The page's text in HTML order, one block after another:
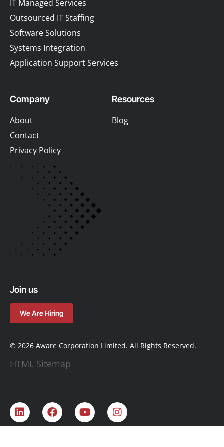
IT Managed Services
Outsourced IT Staffing
Software Solutions
Systems Integration
Application Support Services
Company
About
Contact
Privacy Policy
Resources
Blog
Join us
We Are Hiring
© 2026 Aware Corporation Limited. All Rights Reserved.
HTML Sitemap